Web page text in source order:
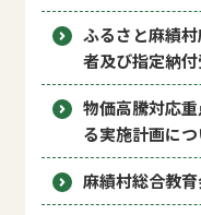
ふるさと麻績
者及び指定納
物価高騰対応
る実施計画につ
麻績村総合教